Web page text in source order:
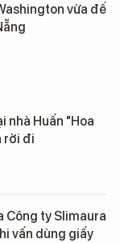
George
Đà Nẵng
nhà Huấn "Hoa
rời đi
Công ty Slimaura
vấn dùng giấy